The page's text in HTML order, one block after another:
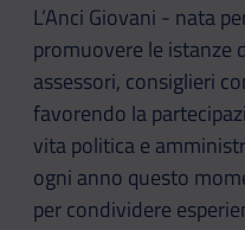
L’Anci Giovani - nata
promuovere le istanze
assessori, consiglieri
favorendo la
vita politica e
ogni anno questo
per condividere